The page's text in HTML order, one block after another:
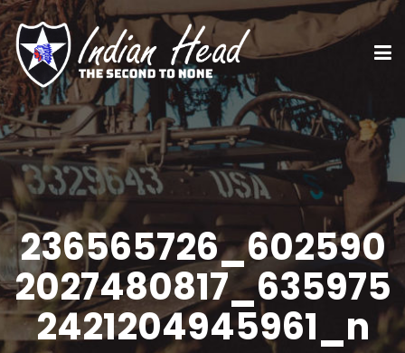
236565726_602590
2027480817_635975
2421204945961_n